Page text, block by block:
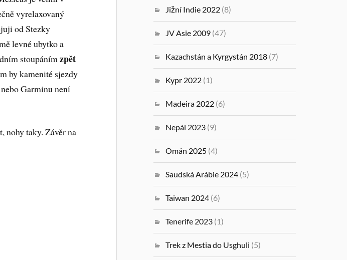
vyrelaxovaný
od Stezky
levné ubytko a
stoupánímzpět
by kamenité sjezdy
Garminu není
nohy taky. Závěr na
Jižní Indie 2022 (8)
JV Asie 2009 (47)
Kazachstán a Kyrgystán 2018 (7)
Kypr 2022 (1)
Madeira 2022 (6)
Nepál 2023 (9)
Omán 2025 (4)
Saudská Arábie 2024 (5)
Taiwan 2024 (6)
Tenerife 2023 (1)
Trek z Mestia do Usghuli (5)